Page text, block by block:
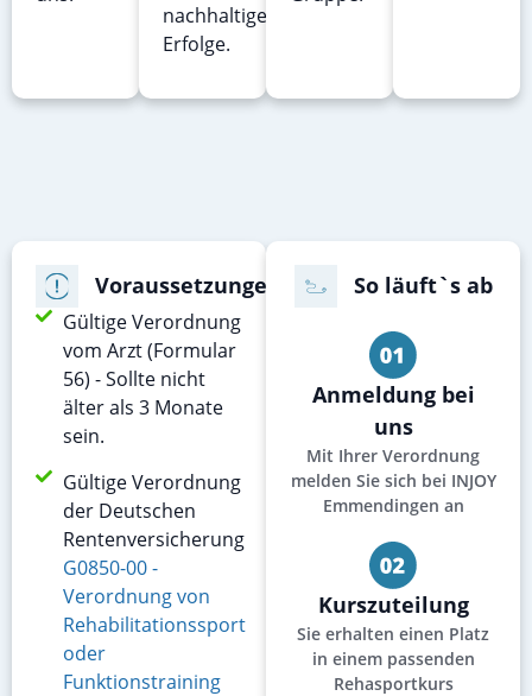
nachhaltige
Erfolge.
Voraussetzungen
Gültige Verordnung
vom Arzt (Formular
56) - Sollte nicht
älter als 3 Monate
sein.
Gültige Verordnung
der Deutschen
Rentenversicherung
G0850-00 -
Verordnung von
Rehabilitationssport
oder
Funktionstraining
So läuft`s ab
Anmeldung bei
uns
Mit Ihrer Verordnung
melden Sie sich bei INJOY
Emmendingen an
Kurszuteilung
Sie erhalten einen Platz
in einem passenden
Rehasportkurs